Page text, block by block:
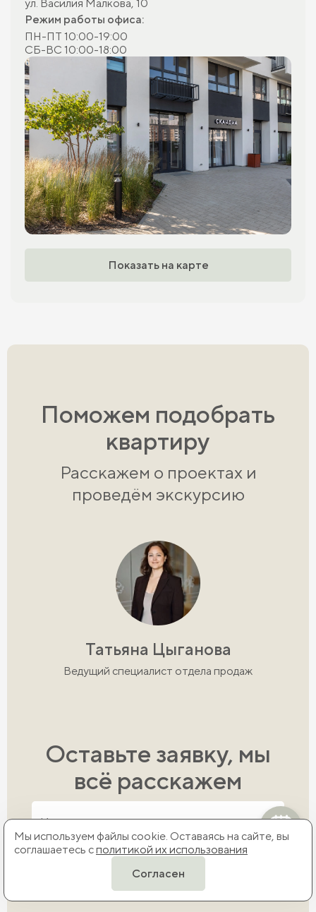
ул. Василия Малкова, 10
Режим работы офиса:
ПН-ПТ 10:00-19:00
СБ-ВС 10:00-18:00
Показать на карте
Поможем подобрать
квартиру
Расскажем о проектах и
проведём экскурсию
Татьяна Цыганова
Ведущий специалист отдела продаж
Оставьте заявку, мы
всё расскажем
Мы используем файлы cookie. Оставаясь на сайте, вы
соглашаетесь сполитикой их использования
Согласен